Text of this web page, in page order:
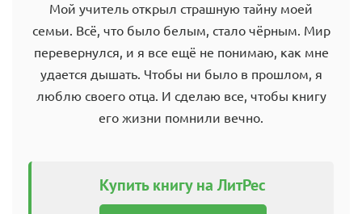
Мой учитель открыл страшную тайну моей
семьи. Всё, что было белым, стало чёрным. Мир
перевернулся, и я все ещё не понимаю, как мне
удается дышать. Чтобы ни было в прошлом, я
люблю своего отца. И сделаю все, чтобы книгу
его жизни помнили вечно.
Купить книгу на ЛитРес